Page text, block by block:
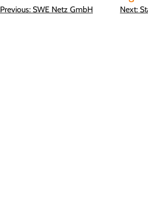
Beitragsnavigation
Previous: SWE Netz GmbH Next: